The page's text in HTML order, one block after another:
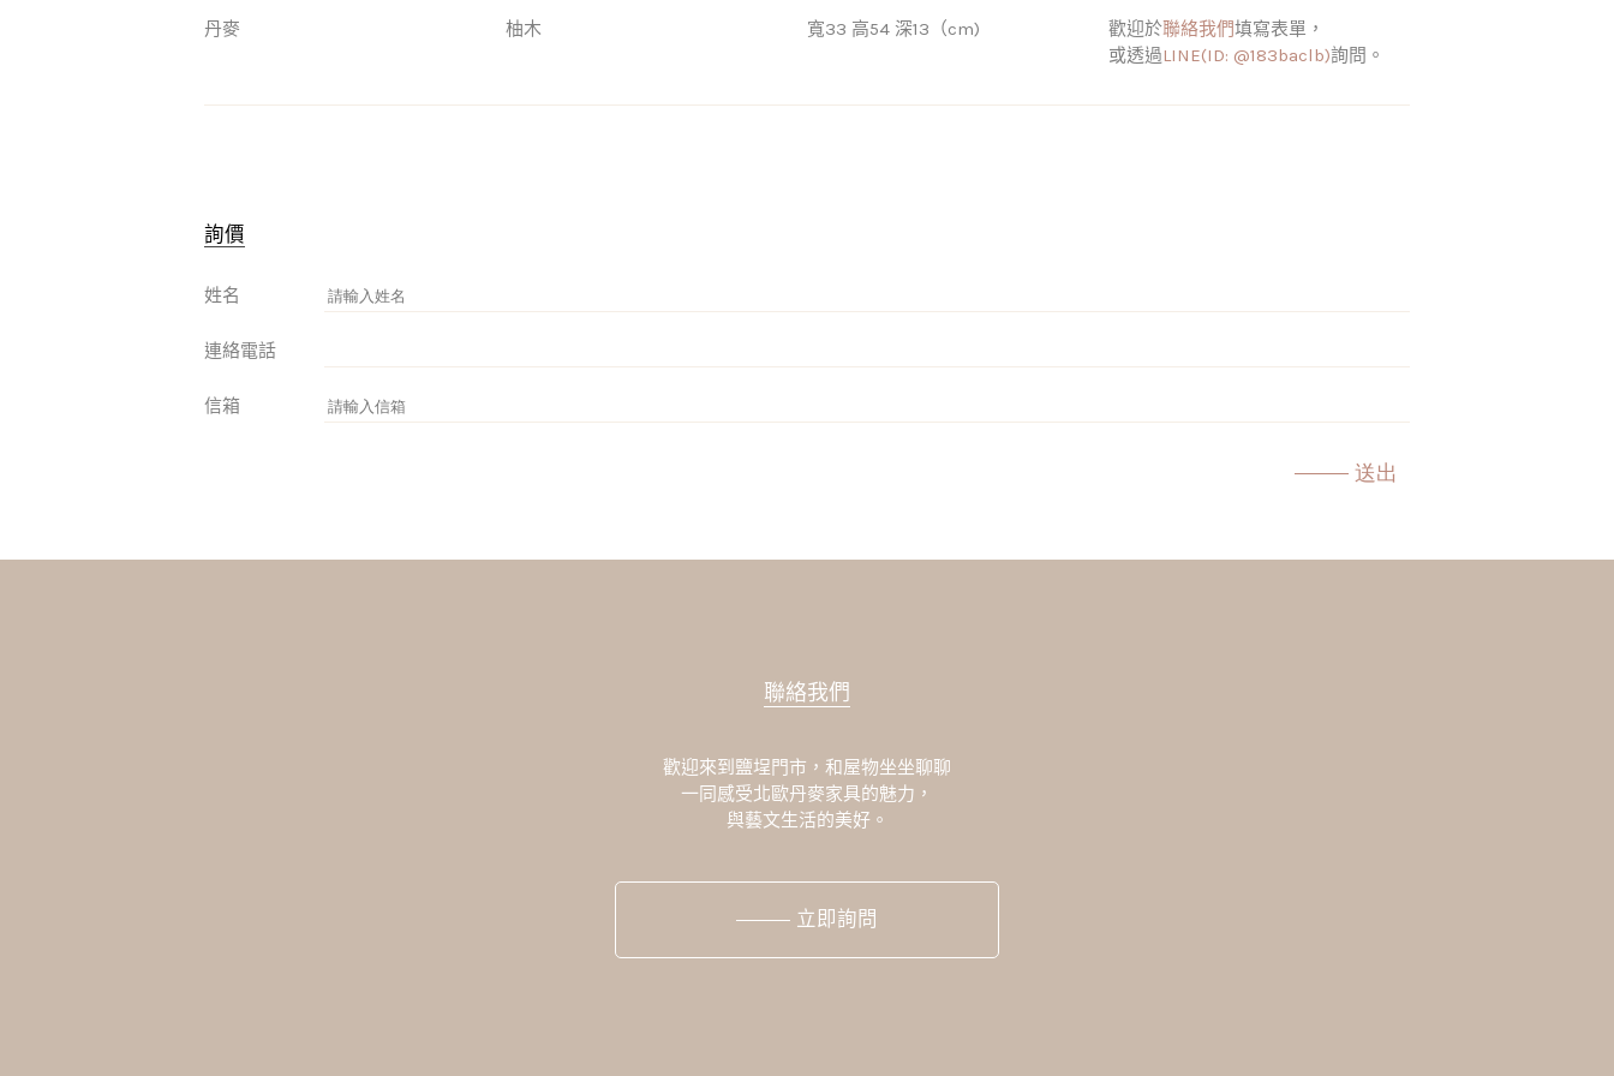
丹麥 柚木 寬33 高54 深13（cm) 歡迎於聯絡我們填寫表單，
或透過LINE(ID: @183baclb)詢問。
詢價
姓名
連絡電話
信箱
送出
聯絡我們
歡迎來到鹽埕門市，和屋物坐坐聊聊
一同感受北歐丹麥家具的魅力，
與藝文生活的美好。
立即詢問